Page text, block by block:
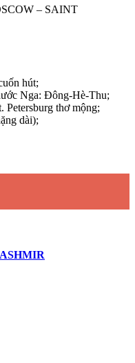
– SAINT
hút;
Nga: Đông-Hè-Thu;
Petersburg thơ mộng;
dài);